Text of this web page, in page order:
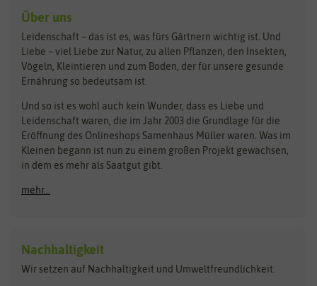
Kräutersamen
Obstsamen
Pilzbrut
Rasensamen
Steckzwiebeln
Zimmer & Kübelpflanzen
Kataloge
Schnäppchen
Anzucht & Gartenzubehör
Anzuchtschalen
Heizmatte & Heizkabel
Kokos-Quelltabletten
Benary
Bingenheimer Saatgut
Bionana
BIOWOL
Blumicorn
Bûten Birds
Carl Pabst
Dürr-Samen
Feldsaaten Freudenberger
Fertil
Flora Elite
Florissa Hortitops
Über uns
Leidenschaft – das ist es, was fürs Gärtnern wichtig ist. Und
Liebe – viel Liebe zur Natur, zu allen Pflanzen, den Insekten,
Vögeln, Kleintieren und zum Boden, der für unsere gesunde
Ernährung so bedeutsam ist.
Und so ist es wohl auch kein Wunder, dass es Liebe und
Leidenschaft waren, die im Jahr 2003 die Grundlage für die
Eröffnung des Onlineshops Samenhaus Müller waren. Was im
Kleinen begann ist nun zu einem großen Projekt gewachsen,
in dem es mehr als Saatgut gibt.
mehr...
Nachhaltigkeit
Wir setzen auf Nachhaltigkeit und Umweltfreundlichkeit.